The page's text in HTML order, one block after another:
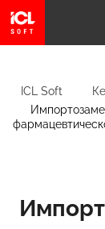
ICL Soft